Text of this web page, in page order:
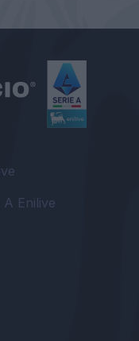
Enilive